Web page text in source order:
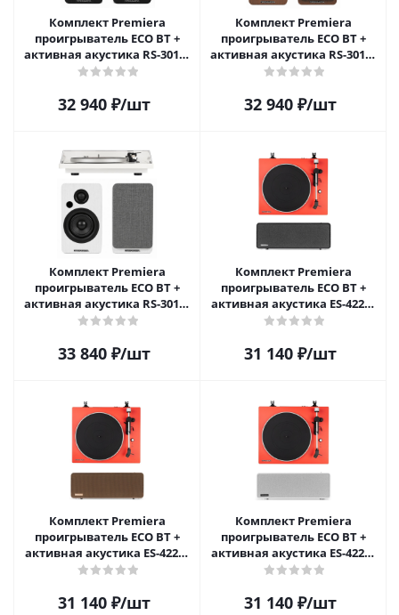
Комплект Premiera
проигрыватель ECO BT +
активная акустика RS-301A,
Черный
32 940₽/шт
Комплект Premiera
проигрыватель ECO BT +
активная акустика RS-301A,
Коричневый
32 940₽/шт
Комплект Premiera
проигрыватель ECO BT +
активная акустика RS-301A,
Белый
33 840₽/шт
Комплект Premiera
проигрыватель ECO BT +
активная акустика ES-422A,
Красный/Черный
31 140₽/шт
Комплект Premiera
проигрыватель ECO BT +
активная акустика ES-422A,
Красный/Коричневый
31 140₽/шт
Комплект Premiera
проигрыватель ECO BT +
активная акустика ES-422A,
Красный/Белый
31 140₽/шт